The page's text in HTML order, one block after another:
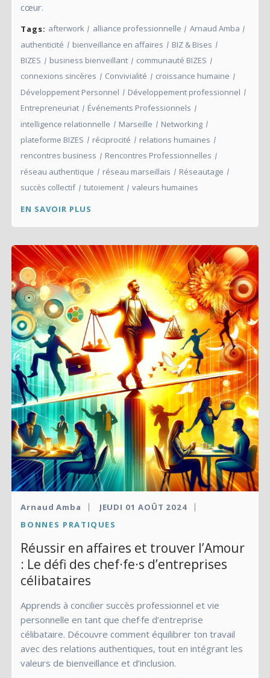
cœur.
Tags: afterwork alliance professionnelle
Arnaud Amba
authenticité
bienveillance en affaires
BIZ & Bises
BIZES
business bienveillant
communauté BIZES
connexions sincères
Convivialité
croissance humaine
Développement Personnel
Développement professionnel
Entrepreneuriat
Événements Professionnels
intelligence relationnelle
Marseille
Networking
plateforme BIZES
réciprocité
relations humaines
rencontres business
Rencontres Professionnelles
réseau authentique
réseau marseillais
Réseautage
succès collectif
tutoiement valeurs humaines
EN SAVOIR PLUS
Arnaud Amba
JEUDI 01 AOÛT 2024
BONNES PRATIQUES
Réussir en affaires et trouver l’Amour
: Le défi des chef·fe·s d’entreprises
célibataires
Apprends à concilier succès professionnel et vie
personnelle en tant que chef·fe d’entreprise
célibataire. Découvre comment équilibrer ton travail
avec des relations authentiques, tout en intégrant les
valeurs de bienveillance et d’inclusion.